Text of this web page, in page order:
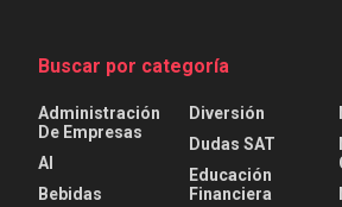
Buscar por categoría
Administración
De Empresas
AI
Bebidas
Diversión
Dudas SAT
Educación
Financiera